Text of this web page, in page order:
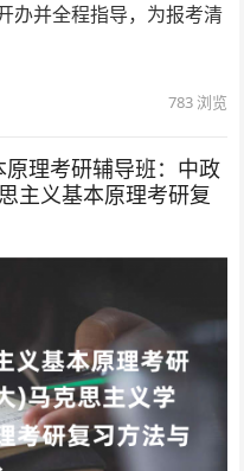
办并全程指导，为报考清
783浏览
理考研辅导班：中政
主义基本原理考研复